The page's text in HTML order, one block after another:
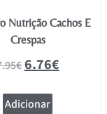
Nutrição Cachos E
Crespas
€6.76€
Adicionar